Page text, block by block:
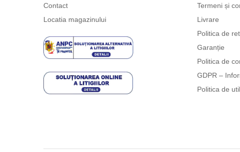
Contact
Locatia magazinului
Termeni și
Livrare
Politica de
Garanție
Politica de
GDPR –
Politica de